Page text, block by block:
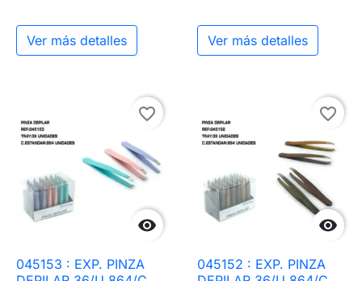
Ver más detalles Ver más detalles

favorite_border
045153 : EXP. PINZA

favorite_border
045152 : EXP. PINZA